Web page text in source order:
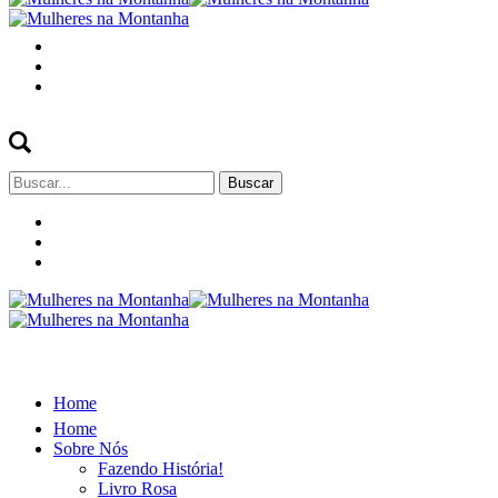
Buscar
por:
Home
Home
Sobre Nós
Fazendo História!
Livro Rosa